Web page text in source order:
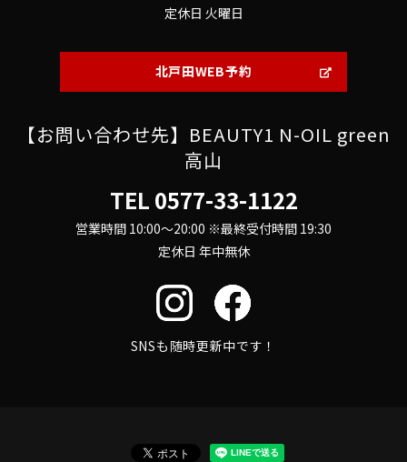
定休日 火曜日
北戸田WEB予約
【お問い合わせ先】BEAUTY1 N-OIL green
高山
TEL 0577-33-1122
営業時間 10:00～20:00 ※最終受付時間 19:30
定休日 年中無休
SNSも随時更新中です！